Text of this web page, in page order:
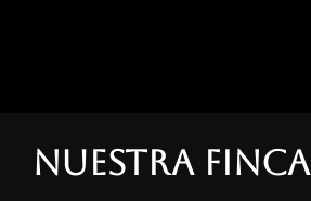
Nuestra finca